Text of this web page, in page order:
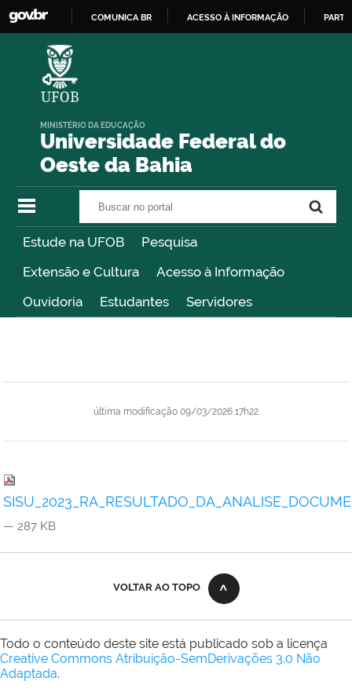
COMUNICA BR ACESSO À INFORMAÇÃO
Universidade Federal do
Oeste da Bahia
MINISTÉRIO DA EDUCAÇÃO
Estude na UFOB
Pesquisa
Extensão e Cultura
Acesso à Informação
Ouvidoria
Estudantes Servidores
última modificação 09/03/2026 17h22
— 287 KB
VOLTAR AO TOPO
Todo o conteúdo deste site está publicado sob a licença
Creative Commons Atribuição-SemDerivações 3.0 Não
Adaptada.